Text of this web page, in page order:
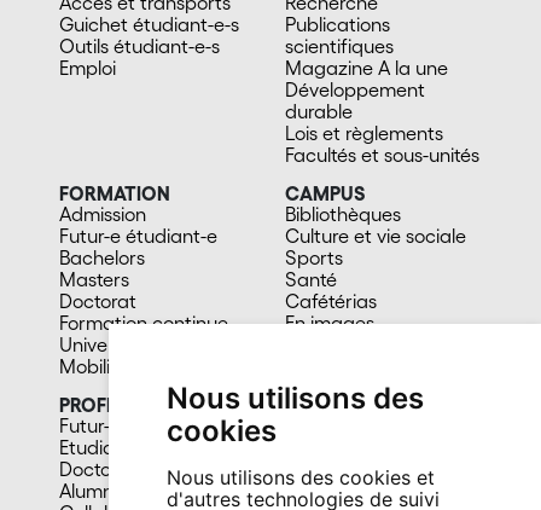
Nous utilisons des
cookies
Nous utilisons des cookies et
d'autres technologies de suivi
Guichet étudiant-e-s
Outils étudiant-e-s
Emploi
Publications
scientifiques
Magazine A la une
Développement
durable
Lois et règlements
Facultés et sous-unités
FORMATION
Admission
Futur-e étudiant-e
Bachelors
Masters
Doctorat
Formation continue
Université du 3e âge
Mobilité
CAMPUS
Bibliothèques
Culture et vie sociale
Sports
Santé
Cafétérias
En images
PROFIL
Futur-e étudiant-e
Etudiant-e
Doctorant-e
Alumni